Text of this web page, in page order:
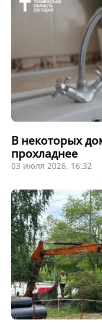
В некоторых
прохладнее
03 июля 2026, 16:32